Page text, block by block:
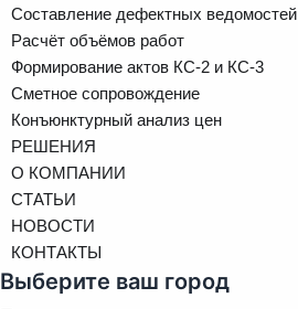
Составление дефектных ведомостей
Расчёт объёмов работ
Формирование актов КС-2 и КС-3
Сметное сопровождение
Конъюнктурный анализ цен
РЕШЕНИЯ
О КОМПАНИИ
СТАТЬИ
НОВОСТИ
КОНТАКТЫ
Выберите ваш город